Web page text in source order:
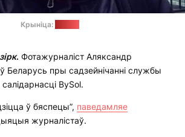
Крыніца:
. Фотажурналіст Аляксандр
Беларусь пры садзейнічанні службы
BySol.
ў бяспецы”, паведамляе
журналістаў.